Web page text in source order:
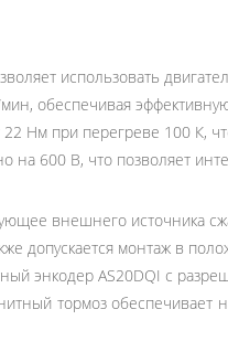
использовать
обеспечивая
22 Нм при перегреве 100 К,
на 600 В, что позволяет
внешнего источника
допускается монтаж в
энкодер AS20DQI с
тормоз